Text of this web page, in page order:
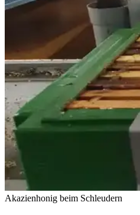
Akazienhonig beim Schleudern